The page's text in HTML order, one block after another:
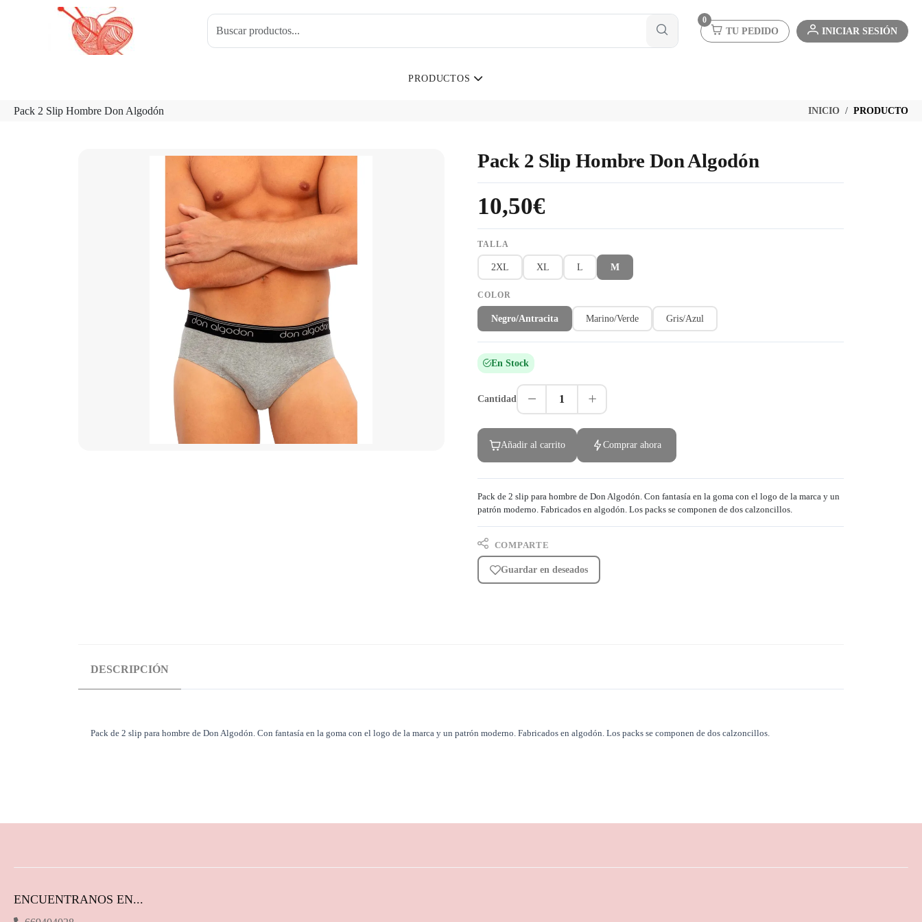
0
TU PEDIDO INICIAR SESIÓN
PRODUCTOS
Pack 2 Slip Hombre Don Algodón INICIO PRODUCTO
Pack 2 Slip Hombre Don Algodón
10,50€
TALLA
2XL XL L M
COLOR
Negro/Antracita Marino/Verde Gris/Azul
En Stock
Cantidad 1
Añadir al carrito Comprar ahora
Pack de 2 slip para hombre de Don Algodón. Con fantasía en la goma con el logo de la marca y un
patrón moderno. Fabricados en algodón. Los packs se componen de dos calzoncillos.
COMPARTE
Guardar en deseados
DESCRIPCIÓN
Pack de 2 slip para hombre de Don Algodón. Con fantasía en la goma con el logo de la marca y un patrón moderno. Fabricados en algodón. Los packs se componen de dos calzoncillos.
ENCUENTRANOS EN...